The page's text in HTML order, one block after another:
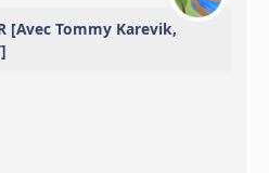
[Avec Tommy Karevik,